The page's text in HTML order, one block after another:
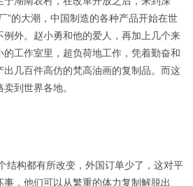
”的大潮，中国制造的各种产品开始在世
外。赵小勇和他的爱人，再加上几个来
的工作室里，超负荷地工作，凭着勤奋和
几百件高仿的梵高油画的复制品。而这
到世界各地。
结构都有所改变，外国订单少了，这对平
，他们可以从繁重的体力复制解脱出